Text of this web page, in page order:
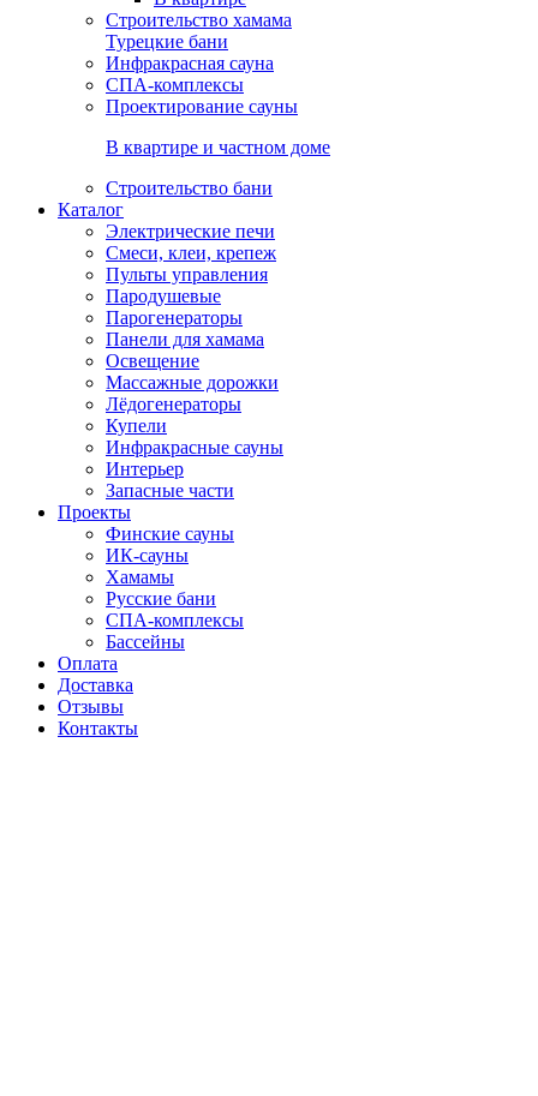
Строительство хамама
Турецкие бани
Инфракрасная сауна
СПА-комплексы
Проектирование сауны
В квартире и частном доме
Строительство бани
Каталог
Электрические печи
Смеси, клеи, крепеж
Пульты управления
Пародушевые
Парогенераторы
Панели для хамама
Освещение
Массажные дорожки
Лёдогенераторы
Купели
Инфракрасные сауны
Интерьер
Запасные части
Проекты
Финские сауны
ИК-сауны
Хамамы
Русские бани
СПА-комплексы
Бассейны
Оплата
Доставка
Отзывы
Контакты